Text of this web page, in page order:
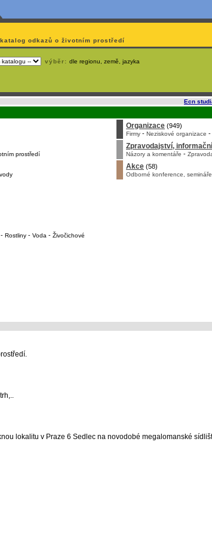
katalog odkazů o životním prostředí
výběr: dle regionu, země, jazyka
Ecn
prostředí
- Rostliny - Voda - Živočichové
Organizace (949)
Firmy - Neziskové organizace -
Zpravodajství,
Názory a komentáře -
Akce (58)
Odborné konference,
lokalitu v Praze 6 Sedlec na novodobé megalomanské